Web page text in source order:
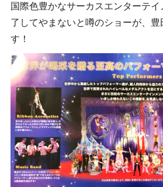
国際色豊かなサーカスエンターテ
了してやまないと噂のショーが、
す！